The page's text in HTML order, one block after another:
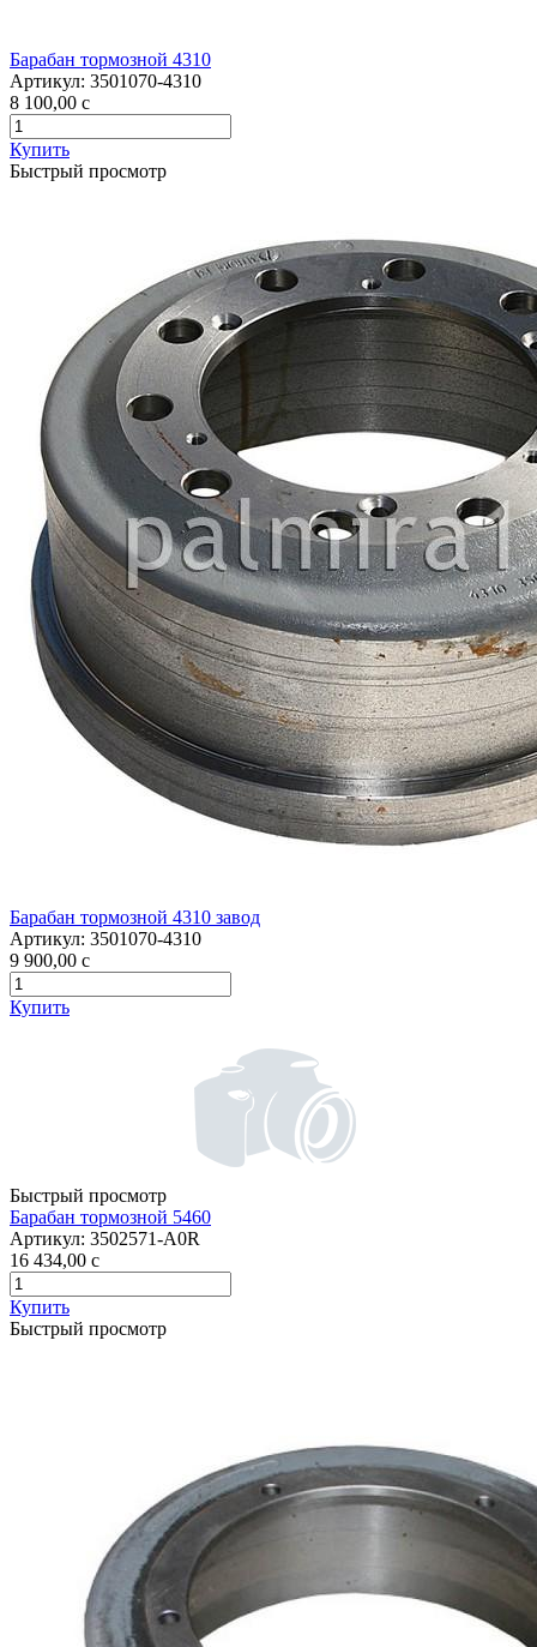
Барабан тормозной 4310
Артикул: 3501070-4310
8 100,00 c
Купить
Быстрый просмотр
Барабан тормозной 4310 завод
Артикул: 3501070-4310
9 900,00 c
Купить
Быстрый просмотр
Барабан тормозной 5460
Артикул: 3502571-А0R
16 434,00 c
Купить
Быстрый просмотр